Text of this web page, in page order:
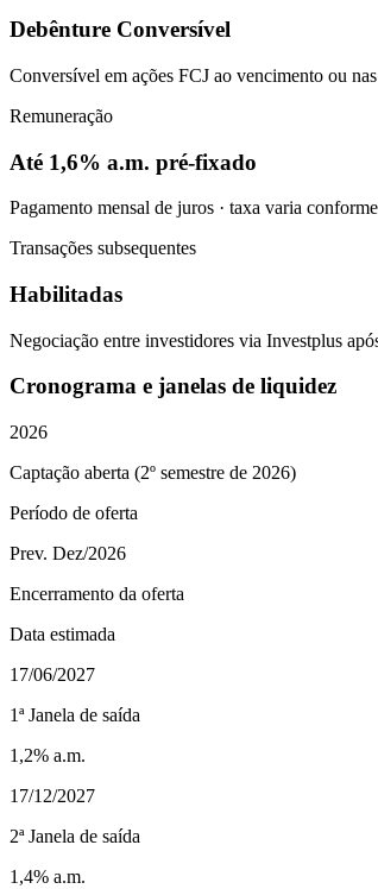
Debênture Conversível
Conversível em ações FCJ ao vencimento ou
Remuneração
Até 1,6% a.m. pré-fixado
Pagamento mensal de juros · taxa varia
Transações subsequentes
Habilitadas
Negociação entre investidores via Investplus
Cronograma e janelas de liquidez
2026
Captação aberta (2º semestre de 2026)
Período de oferta
Prev. Dez/2026
Encerramento da oferta
Data estimada
17/06/2027
1ª Janela de saída
1,2% a.m.
17/12/2027
2ª Janela de saída
1,4% a.m.